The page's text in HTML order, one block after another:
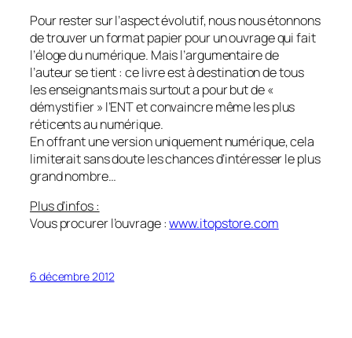
Pour rester sur l’aspect évolutif, nous nous étonnons
de trouver un format papier pour un ouvrage qui fait
l’éloge du numérique. Mais l’argumentaire de
l’auteur se tient : ce livre est à destination de tous
les enseignants mais surtout a pour but de «
démystifier» l’ENT et convaincre même les plus
réticents au numérique.
En offrant une version uniquement numérique, cela
limiterait sans doute les chances d’intéresser le plus
grand nombre…
Plus d’infos :
Vous procurer l’ouvrage :www.itopstore.com
6 décembre 2012